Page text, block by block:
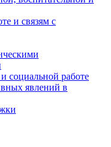
и связям с
социальной работе
явлений в